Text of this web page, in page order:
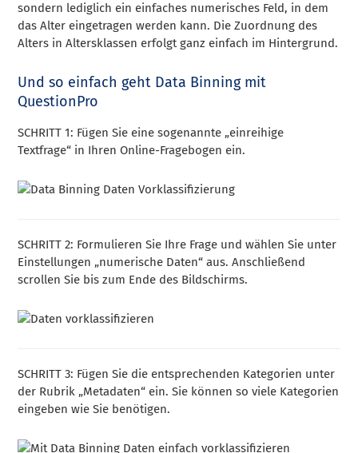
sondern lediglich ein einfaches numerisches Feld, in dem
das Alter eingetragen werden kann. Die Zuordnung des
Alters in Altersklassen erfolgt ganz einfach im Hintergrund.
Und so einfach geht Data Binning mit
QuestionPro
SCHRITT 1: Fügen Sie eine sogenannte „einreihige
Textfrage“ in Ihren Online-Fragebogen ein.
SCHRITT 2: Formulieren Sie Ihre Frage und wählen Sie unter
Einstellungen „numerische Daten“ aus. Anschließend
scrollen Sie bis zum Ende des Bildschirms.
SCHRITT 3: Fügen Sie die entsprechenden Kategorien unter
der Rubrik „Metadaten“ ein. Sie können so viele Kategorien
eingeben wie Sie benötigen.